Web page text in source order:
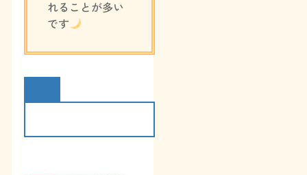
れることが多い
です